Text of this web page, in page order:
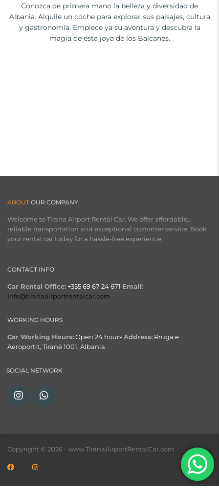
Conozca de primera mano la belleza y diversidad de
Albania. Alquile un coche para explorar sus paisajes, cultura
y gastronomía. Empiece ya su aventura y descubra la
magia de esta joya de los Balcanes.
ABOUT OUR COMPANY
Welcome to Tirana Airport Rental Car. We offer affordable,
reliable transportation and exceptional customer service. Book
your rental car today for a hassle-free experience.
CONTACT INFO
Car Rental Office: +355 69 67 24 671 Email:
Info@tiranaairportrentalcar.com
WORKING HOURS
Car Working Hours:Open 24 hoursAddress: Rruga e
Aeroportit, Tiranë 1001, Albania
SOCIAL NETWORK
Copyright © 2026 - www.TiranaAirportRentalCar.com